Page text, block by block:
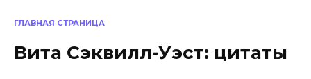
ГЛАВНАЯ СТРАНИЦА
Вита Сэквилл-Уэст: цитаты